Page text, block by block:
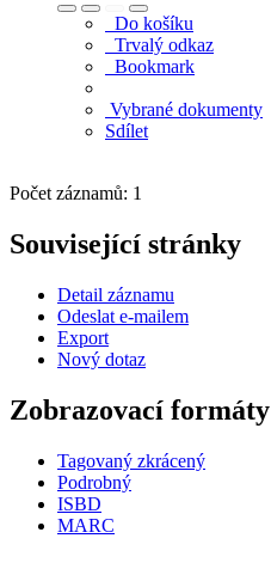
Do košíku
Trvalý odkaz
Bookmark
Vybrané dokumenty
Sdílet
Počet záznamů: 1
Související stránky
Detail záznamu
Odeslat e-mailem
Export
Nový dotaz
Zobrazovací formáty
Tagovaný zkrácený
Podrobný
ISBD
MARC